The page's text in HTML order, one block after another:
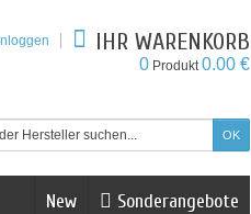
IHR WARENKORB
0 Produkt0.00 €
Sonderangebote
New